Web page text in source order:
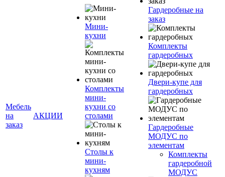
Мебель
на
заказ
АКЦИИ
Мини-
кухни
Комплекты
мини-
кухни со
столами
Столы к
мини-
кухням
Гардеробные на
заказ
Комплекты
гардеробных
Двери-купе для
гардеробных
Гардеробные
МОДУС по
элементам
Комплекты
гардеробной
МОДУС